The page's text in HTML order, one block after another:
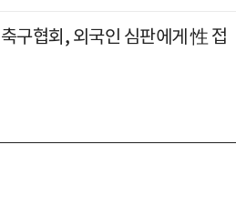
구협회, 외국인 심판에게 性 접